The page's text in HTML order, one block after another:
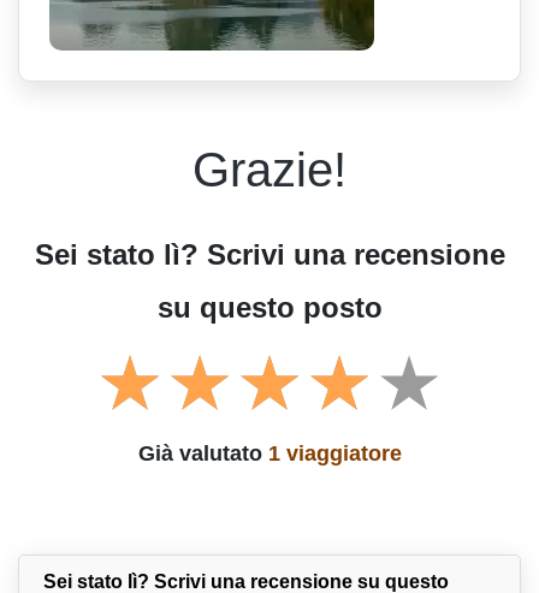
Grazie!
Sei stato lì? Scrivi una recensione
su questo posto
Già valutato 1 viaggiatore
Sei stato lì? Scrivi una recensione su questo